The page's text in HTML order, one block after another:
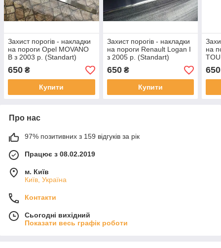
Захист порогів - накладки
на пороги Opel MOVANO
B з 2003 р. (Standart)
650 ₴
Купити
Захист порогів - накладки
на пороги Renault Logan I
з 2005 р. (Standart)
650₴
Купити
на
650
Про нас
97% позитивних з 159 відгуків за рік
Працює з 08.02.2019
м. Київ
Київ, Україна
Контакти
Сьогодні вихідний
Показати весь графік роботи